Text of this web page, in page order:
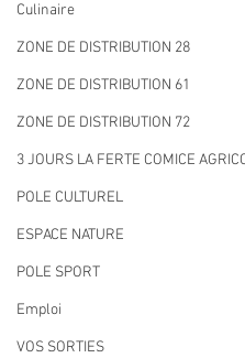
Culinaire
ZONE DE DISTRIBUTION 28
ZONE DE DISTRIBUTION 61
ZONE DE DISTRIBUTION 72
3 JOURS LA FERTE COMICE
POLE CULTUREL
ESPACE NATURE
POLE SPORT
Emploi
VOS SORTIES